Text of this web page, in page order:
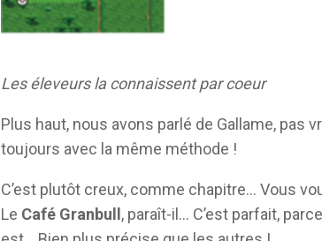
Les éleveurs la connaissent par coeur
Plus haut, nous avons parlé de Gallame, pas
toujours avec la même méthode !
C’est plutôt creux, comme chapitre… Vous
Le Café Granbull , paraît-il… C’est parfait,